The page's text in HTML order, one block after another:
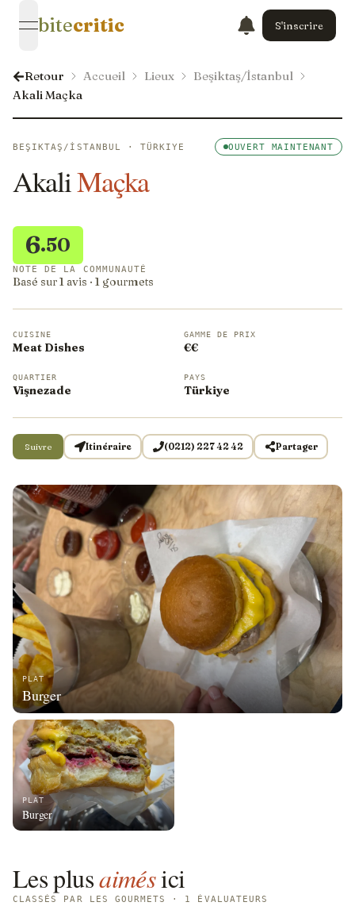
open navigation menu
bitecritic S'inscrire
Retour Accueil Lieux
Beşiktaş/İstanbul
Akali Maçka
PLAT
Burger
PLAT
Burger
BEŞIKTAŞ/İSTANBUL · TÜRKIYE OUVERT MAINTENANT
AkaliMaçka
6.50
NOTE DE LA COMMUNAUTÉ
Basé sur 1 avis · 1 gourmets
CUISINE
Meat Dishes
GAMME DE PRIX
€€
QUARTIER
Vişnezade
PAYS
Türkiye
Suivre Itinéraire (0212) 227 42 42 Partager
Les plusaimésici
CLASSÉS PAR LES GOURMETS · 1 ÉVALUATEURS